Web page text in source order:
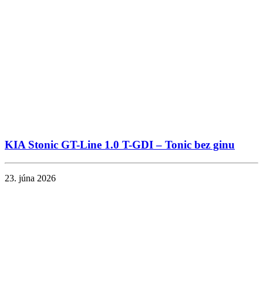
KIA Stonic GT-Line 1.0 T-GDI – Tonic bez ginu
23. júna 2026